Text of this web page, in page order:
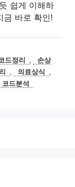
쉽게 이해하
금 바로 확인!
드정리 ,
손상
, 의료상식
,
코드분석